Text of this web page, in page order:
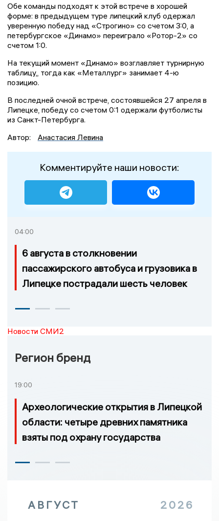
Обе команды подходят к этой встрече в хорошей
форме: в предыдущем туре липецкий клуб одержал
уверенную победу над «Строгино» со счетом 3:0, а
петербургское «Динамо» переиграло «Ротор-2» со
счетом 1:0.
На текущий момент «Динамо» возглавляет турнирную
таблицу,, тогда как «Металлург» занимает 4-ю
позицию.
В последней очной встрече, состоявшейся 27 апреля в
Липецке, победу со счетом 0:1 одержали футболисты
из Санкт-Петербурга.
Автор:
Анастасия Левина
Комментируйте наши новости:
04:00
6 августа в столкновении
пассажирского автобуса и грузовика в
Липецке пострадали шесть человек
Новости СМИ2
Регион бренд
19:00
Археологические открытия в Липецкой
области: четыре древних памятника
взяты под охрану государства
АВГУСТ 2026